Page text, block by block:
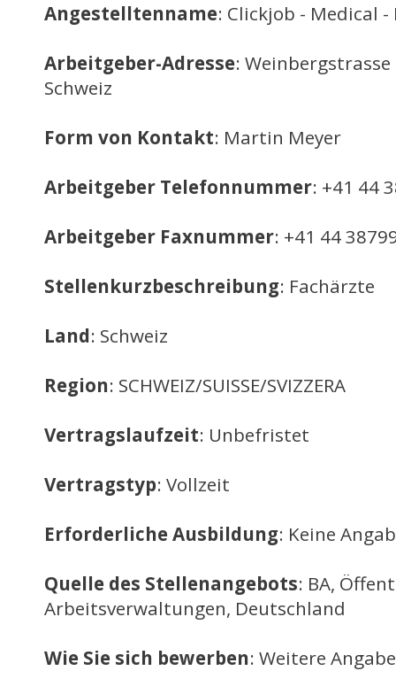
Angestelltenname: Clickjob - Medical
Arbeitgeber-Adresse:
Schweiz
Form von Kontakt: Martin Meyer
Arbeitgeber Telefonnummer: +41 44
Arbeitgeber Faxnummer: +41 44
Stellenkurzbeschreibung: Fachärzte
Land: Schweiz
Region: SCHWEIZ/SUISSE/SVIZZERA
Vertragslaufzeit: Unbefristet
Vertragstyp: Vollzeit
Erforderliche Ausbildung: Keine
Quelle des Stellenangebots: BA,
Arbeitsverwaltungen, Deutschland
Wie Sie sich bewerben: Weitere